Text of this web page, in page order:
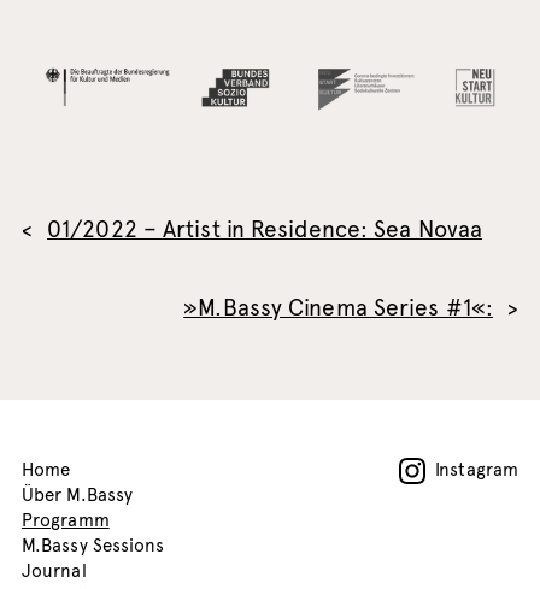
01/2022 – Artist in Residence: Sea Novaa
»M.Bassy Cinema Series #1«:
Home
Über M.Bassy
Programm
M.Bassy Sessions
Journal
Instagram